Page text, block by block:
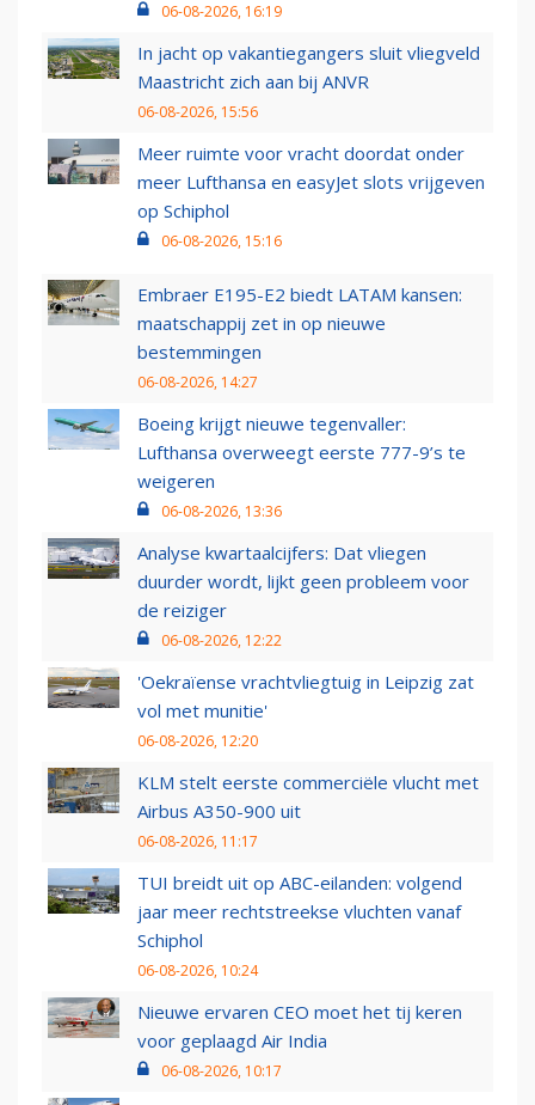
06-08-2026, 16:19
In jacht op vakantiegangers sluit vliegveld
Maastricht zich aan bij ANVR
06-08-2026, 15:56
Meer ruimte voor vracht doordat onder
meer Lufthansa en easyJet slots vrijgeven
op Schiphol
06-08-2026, 15:16
Embraer E195-E2 biedt LATAM kansen:
maatschappij zet in op nieuwe
bestemmingen
06-08-2026, 14:27
Boeing krijgt nieuwe tegenvaller:
Lufthansa overweegt eerste 777-9’s te
weigeren
06-08-2026, 13:36
Analyse kwartaalcijfers: Dat vliegen
duurder wordt, lijkt geen probleem voor
de reiziger
06-08-2026, 12:22
'Oekraïense vrachtvliegtuig in Leipzig zat
vol met munitie'
06-08-2026, 12:20
KLM stelt eerste commerciële vlucht met
Airbus A350-900 uit
06-08-2026, 11:17
TUI breidt uit op ABC-eilanden: volgend
jaar meer rechtstreekse vluchten vanaf
Schiphol
06-08-2026, 10:24
Nieuwe ervaren CEO moet het tij keren
voor geplaagd Air India
06-08-2026, 10:17